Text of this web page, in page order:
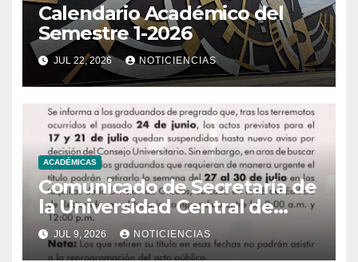
Calendario Académico del
Semestre 1-2026
JUL 22, 2026 NOTICIENCIAS
ACADÉMICAS
Comunicado de Secretaría de
la Universidad Central de
Venezuela
JUL 9, 2026 NOTICIENCIAS